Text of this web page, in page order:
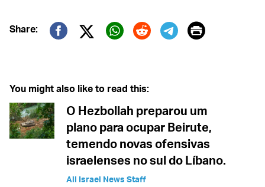
Share:
Twitter (X)
Print
You might also like to read this:
O Hezbollah preparou um
plano para ocupar Beirute,
temendo novas ofensivas
israelenses no sul do Líbano.
All Israel News Staff